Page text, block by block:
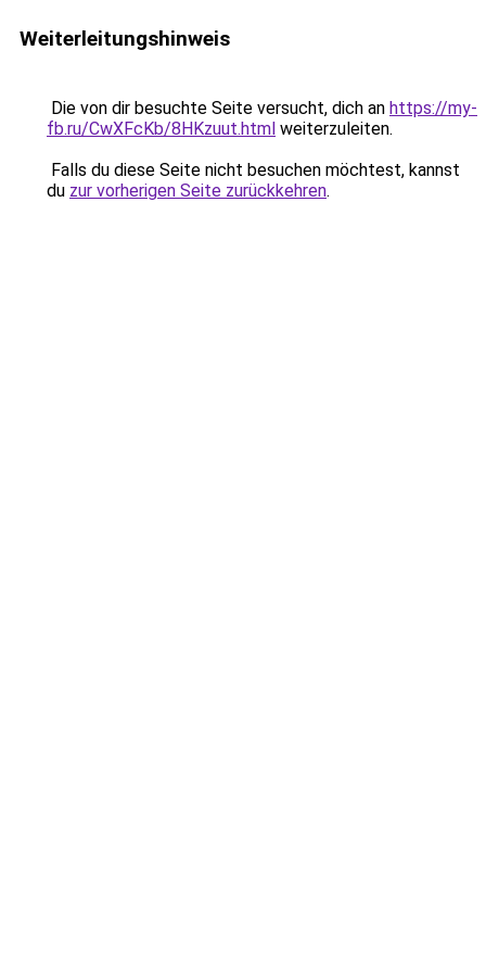
Weiterleitungshinweis
Die von dir besuchte Seite versucht, dich an https://my-
fb.ru/CwXFcKb/8HKzuut.html weiterzuleiten.
Falls du diese Seite nicht besuchen möchtest, kannst
du zur vorherigen Seite zurückkehren.